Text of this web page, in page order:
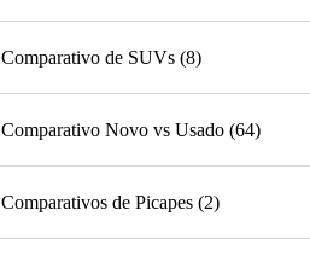
Comparativo de SUVs (8)
Comparativo Novo vs Usado (64)
Comparativos de Picapes (2)